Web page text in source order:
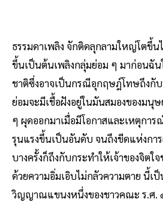
ธรรมดาเพลิง จักติดลุกลามใหญ่โตขึ้
ขึ้นเป็นต้นเพลิงกลุ่มย่อม ๆ มาก่อนฉัน
ชาติซึ่งอาจเป็นกรณีอุกฤษฎ์โทษถึงกั
ย่อมจะมีเชื้อฝังอยู่ในมันสมองของมนุ
ๆ ผุดออกมาเมื่อมีโอกาสและเหตุการ
รุนแรงขึ้นเป็นอันดับ จนถึงขีดแห่งกา
บางครั้งก็ถึงกับกระทำให้เจ้าของจิต
ด้วยความอิ่มเอิบไม่กลัวความตาย นี้เ
วิญญาณแขนงหนึ่งของชาวคณะ ร.ศ.